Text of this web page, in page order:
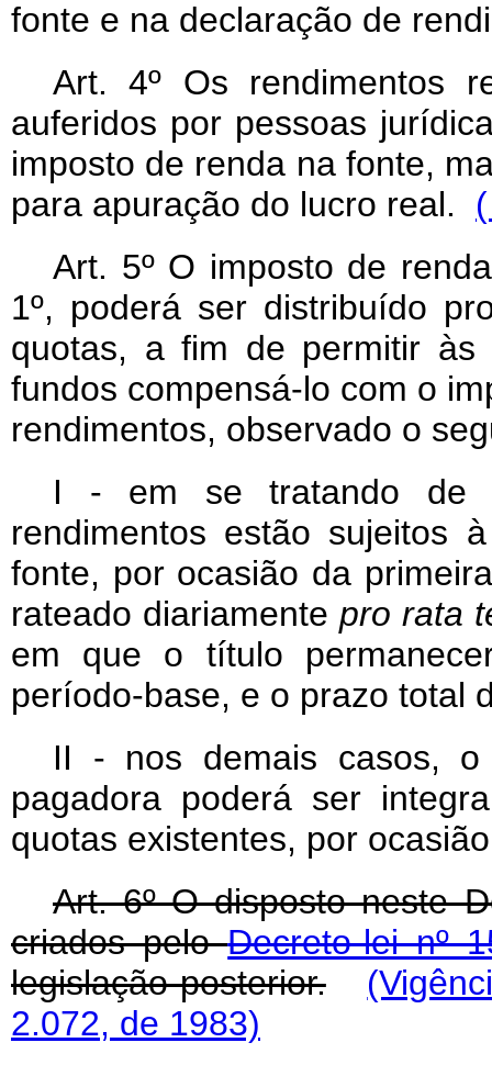
fonte e na declaração de
Art. 4º Os rendimentos
auferidos por pessoas
imposto de renda na fonte,
para apuração do lucro real.
Art. 5º O imposto de
1º, poderá ser distribuído
quotas, a fim de permitir às
fundos compensá-lo com o
rendimentos, observado o
I - em se tratando de
rendimentos estão sujeitos
fonte, por ocasião da
rateado diariamente pro rata
em que o título
período-base, e o prazo total
II - nos demais casos,
pagadora poderá ser
quotas existentes, por
Art. 6º O disposto neste
criados peloDecreto-lei nº
legislação posterior.
2.072, de 1983)